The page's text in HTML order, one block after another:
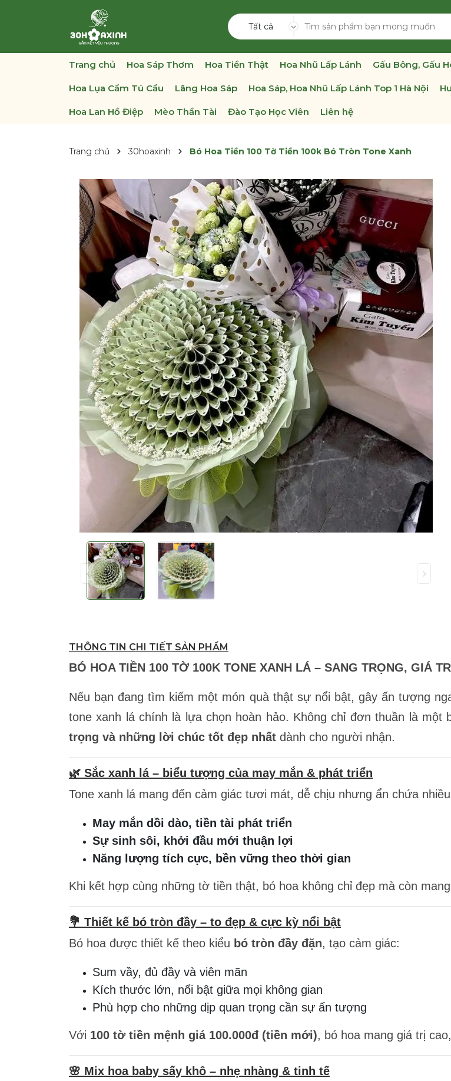
Tất cả
Trang chủ Hoa Sáp Thơm Hoa Tiền Thật Hoa Nhũ Lấp Lánh Gấu Bông, Gấu
Hoa Lụa Cẩm Tú Cầu Lãng Hoa Sáp Hoa Sáp, Hoa Nhũ Lấp Lánh Top 1 Hà Nội
Hoa Lan Hồ Điệp Mèo Thần Tài Đào Tạo Học Viên Liên hệ
Trang chủ 30hoaxinh Bó Hoa Tiền 100 Tờ Tiền 100k Bó Tròn Tone Xanh
THÔNG TIN CHI TIẾT SẢN PHẨM
BÓ HOA TIỀN 100 TỜ 100K TONE XANH LÁ – SANG TRỌNG, GIÁ
Nếu bạn đang tìm kiếm một món quà thật sự nổi bật, gây ấn tượng
tone xanh lá chính là lựa chọn hoàn hảo. Không chỉ đơn thuần là một
trọng và những lời chúc tốt đẹp nhất dành cho người nhận.
🌿 Sắc xanh lá – biểu tượng của may mắn & phát triển
Tone xanh lá mang đến cảm giác tươi mát, dễ chịu nhưng ẩn chứa
May mắn dồi dào, tiền tài phát triển
Sự sinh sôi, khởi đầu mới thuận lợi
Năng lượng tích cực, bền vững theo thời gian
Khi kết hợp cùng những tờ tiền thật, bó hoa không chỉ đẹp mà còn
💐 Thiết kế bó tròn đầy – to đẹp & cực kỳ nổi bật
Bó hoa được thiết kế theo kiểu bó tròn đầy đặn, tạo cảm giác:
Sum vầy, đủ đầy và viên mãn
Kích thước lớn, nổi bật giữa mọi không gian
Phù hợp cho những dịp quan trọng cần sự ấn tượng
Với 100 tờ tiền mệnh giá 100.000đ (tiền mới), bó hoa mang giá trị
🌸 Mix hoa baby sấy khô – nhẹ nhàng & tinh tế